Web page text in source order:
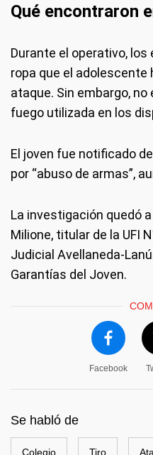
Qué encontraron
Durante el operativo,
ropa que el adolescente
ataque. Sin embargo,
fuego utilizada en los
El joven fue notificado
por “abuso de armas”,
La investigación quedó
Milione, titular de la UFI
Judicial Avellaneda-
Garantías del Joven.
Facebook
Se habló de
Colegio Tiro